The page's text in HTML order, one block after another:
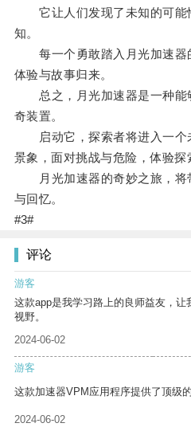
它让人们发现了未知的可能
知。
每一个勇敢踏入月光加速器
体验与故事归来。
总之，月光加速器是一种能
奇装置。
启动它，探索者将进入一个
景象，面对挑战与危险，体验探
月光加速器的奇妙之旅，将
与回忆。
#3#
评论
游客
这款app是我学习路上的良师益友，
视野。
2024-06-02
游客
这款加速器VPM应用程序提供了顶级
2024-06-02